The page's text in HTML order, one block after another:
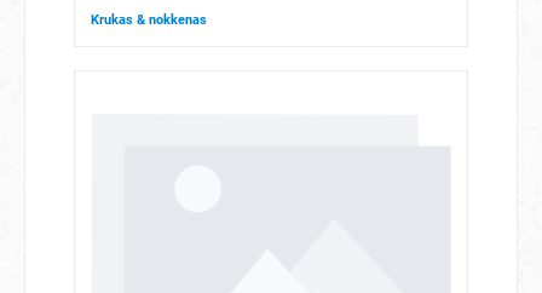
Krukas & nokkenas